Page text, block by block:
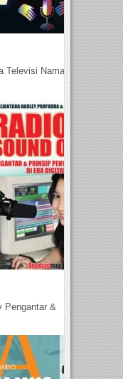
Televisi Nama
Pengantar &